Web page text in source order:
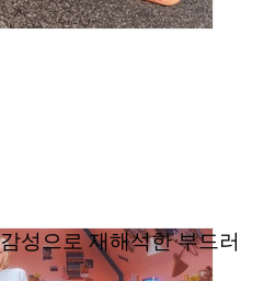
성으로 재해석한 부드러